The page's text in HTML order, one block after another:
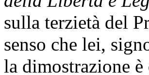
sulla terzietà del
senso che lei,
la dimostrazione